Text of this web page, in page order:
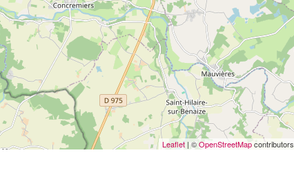
Leaflet| ©OpenStreetMapcontributors